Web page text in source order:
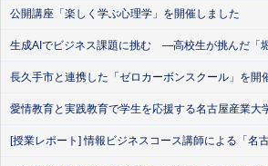
公開講座「楽しく学ぶ心理学」を開催しました
生成AIでビジネス課題に挑む ―高校生が挑んだ「
長久手市と連携した「ゼロカーボンスクール」を開
愛情教育と実践教育で学生を応援する名古屋産業
[授業レポート] 情報ビジネスコース講師による「